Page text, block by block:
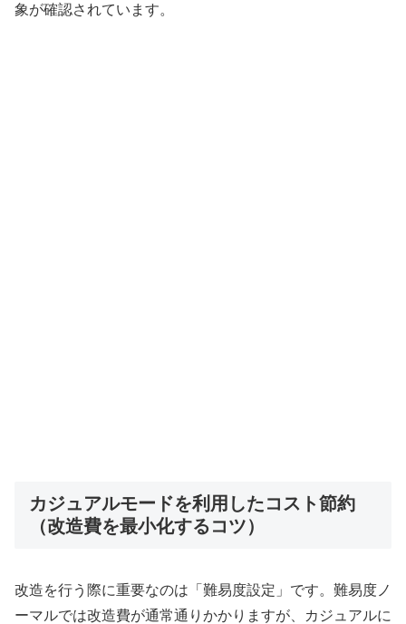
象が確認されています。
カジュアルモードを利用したコスト節約
（改造費を最小化するコツ）
改造を行う際に重要なのは「難易度設定」です。難易度ノ
ーマルでは改造費が通常通りかかりますが、カジュアルに